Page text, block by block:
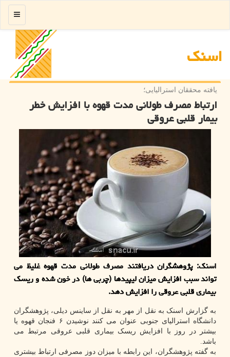
اسنك
منو
یافته محققان استرالیایی؛
ارتباط مصرف طولانی مدت قهوه با افزایش خطر
بیمار قلبی عروقی
اسنک: پژوهشگران دریافتند مصرف طولانی مدت قهوه غلیظ می
تواند سبب افزایش میزان لیپیدها (چربی ها) در خون شده و ریسک
بیماری قلبی عروقی را افزایش دهد.
به گزارش اسنک به نقل از مهر به نقل از ساینس دیلی، پژوهشگران
دانشگاه استرالیای جنوبی عنوان می کنند نوشیدن ۶ فنجان قهوه یا
بیشتر در روز با افزایش ریسک بیماری قلبی عروقی مرتبط می
باشد.
به گفته پژوهشگران، این رابطه با میزان دوز مصرفی ارتباط بیشتری